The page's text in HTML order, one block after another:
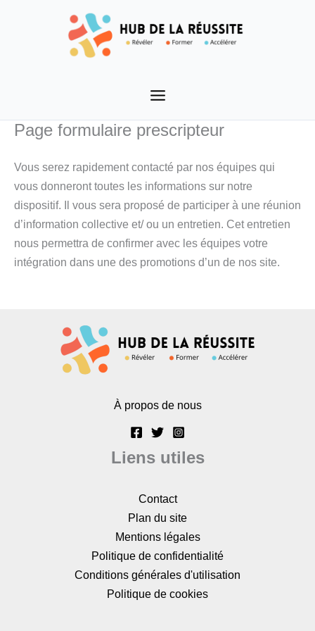
Page formulaire prescripteur
Vous serez rapidement contacté par nos équipes qui
vous donneront toutes les informations sur notre
dispositif. Il vous sera proposé de participer à une réunion
d’information collective et/ ou un entretien. Cet entretien
nous permettra de confirmer avec les équipes votre
intégration dans une des promotions d’un de nos site.
À propos de nous
Liens utiles
Contact
Plan du site
Mentions légales
Politique de confidentialité
Conditions générales d'utilisation
Politique de cookies